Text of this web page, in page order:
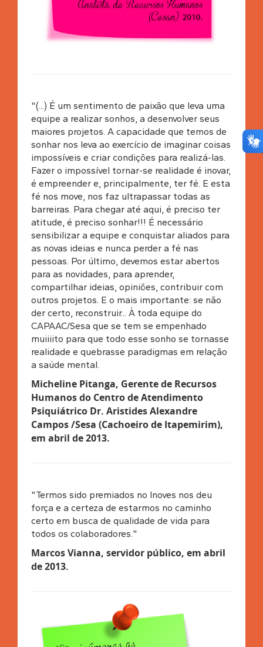
"(...) É um sentimento de paixão que leva uma
equipe a realizar sonhos, a desenvolver seus
maiores projetos. A capacidade que temos de
sonhar nos leva ao exercício de imaginar coisas
impossíveis e criar condições para realizá-las.
Fazer o impossível tornar-se realidade é inovar,
é empreender e, principalmente, ter fé. E esta
fé nos move, nos faz ultrapassar todas as
barreiras. Para chegar até aqui, é preciso ter
atitude, é preciso sonhar!!! É necessário
sensibilizar a equipe e conquistar aliados para
as novas ideias e nunca perder a fé nas
pessoas. Por último, devemos estar abertos
para as novidades, para aprender,
compartilhar ideias, opiniões, contribuir com
outros projetos. E o mais importante: se não
der certo, reconstruir... À toda equipe do
CAPAAC/Sesa que se tem se empenhado
muiiiito para que todo esse sonho se tornasse
realidade e quebrasse paradigmas em relação
a saúde mental.
Micheline Pitanga, Gerente de Recursos
Humanos do Centro de Atendimento
Psiquiátrico Dr. Aristides Alexandre
Campos /Sesa (Cachoeiro de Itapemirim),
em abril de 2013.
"Termos sido premiados no Inoves nos deu
força e a certeza de estarmos no caminho
certo em busca de qualidade de vida para
todos os colaboradores."
Marcos Vianna, servidor público, em abril
de 2013.